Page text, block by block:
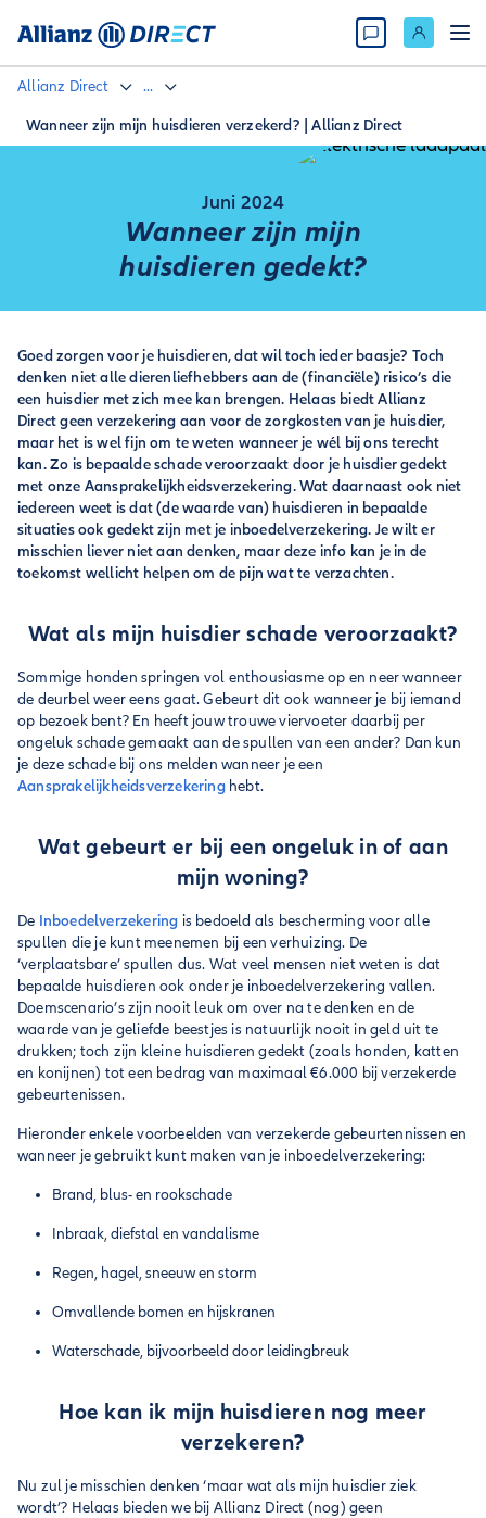
Allianz Direct ...
Wanneer zijn mijn huisdieren verzekerd? | Allianz Direct
Juni 2024
Wanneer zijn mijn
huisdieren gedekt?
Goed zorgen voor je huisdieren, dat wil toch ieder baasje? Toch
denken niet alle dierenliefhebbers aan de (financiële) risico’s die
een huisdier met zich mee kan brengen. Helaas biedt Allianz
Direct geen verzekering aan voor de zorgkosten van je huisdier,
maar het is wel fijn om te weten wanneer je wél bij ons terecht
kan. Zo is bepaalde schade veroorzaakt door je huisdier gedekt
met onze Aansprakelijkheidsverzekering. Wat daarnaast ook niet
iedereen weet is dat (de waarde van) huisdieren in bepaalde
situaties ook gedekt zijn met je inboedelverzekering. Je wilt er
misschien liever niet aan denken, maar deze info kan je in de
toekomst wellicht helpen om de pijn wat te verzachten.
Wat als mijn huisdier schade veroorzaakt?
Sommige honden springen vol enthousiasme op en neer wanneer
de deurbel weer eens gaat. Gebeurt dit ook wanneer je bij iemand
op bezoek bent? En heeft jouw trouwe viervoeter daarbij per
ongeluk schade gemaakt aan de spullen van een ander? Dan kun
je deze schade bij ons melden wanneer je een
Aansprakelijkheidsverzekeringhebt.
Wat gebeurt er bij een ongeluk in of aan
mijn woning?
De Inboedelverzekering is bedoeld als bescherming voor alle
spullen die je kunt meenemen bij een verhuizing. De
‘verplaatsbare’ spullen dus. Wat veel mensen niet weten is dat
bepaalde huisdieren ook onder je inboedelverzekering vallen.
Doemscenario’s zijn nooit leuk om over na te denken en de
waarde van je geliefde beestjes is natuurlijk nooit in geld uit te
drukken; toch zijn kleine huisdieren gedekt (zoals honden, katten
en konijnen) tot een bedrag van maximaal €6.000 bij verzekerde
gebeurtenissen.
Hieronder enkele voorbeelden van verzekerde gebeurtennissen en
wanneer je gebruikt kunt maken van je inboedelverzekering:
Brand, blus- en rookschade
Inbraak, diefstal en vandalisme
Regen, hagel, sneeuw en storm
Omvallende bomen en hijskranen
Waterschade, bijvoorbeeld door leidingbreuk
Hoe kan ik mijn huisdieren nog meer
verzekeren?
Nu zul je misschien denken ‘maar wat als mijn huisdier ziek
wordt’? Helaas bieden we bij Allianz Direct (nog) geen